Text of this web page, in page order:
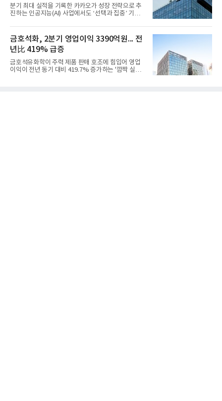
출 3조9403억원, 영업이익 23억원을 기록했다. 정기
보수 영향과 원료 가격 변동에 따른 래깅 효과로 전분
기 대비 수익성은 둔화됐지만 흑자 전환 흐름을 유지
우호적인 환율 효과
분기 최대 실적을 기록한 카카오가 성장 전략으로 추
진하는 인공지능(AI) 사업에서도 ‘선택과 집중’ 기조
라 투자에 나서는 것과 달리, 카카오는 ‘카카오톡’이
라는 플랫폼 경쟁력을 활용한 AI 에이전트 서비스에
집중하는 전략이다. 과거 무리한 사업 확장 과정에서
겪었던 시행착오를 되풀이하지 않고 핵심 역량에 집
중하겠다는 취지로 풀이된다.7일 업계에 따르면 카카
오는 올해 2분기 연결 기준 매출 2조985억원, 영업이
익 2770억원을 기록했다. 전년 동기 대비 매출과 영업
금호석화, 2분기 영업이익 3390억원... 전
년比 419% 급증
금호석유화학이 주력 제품 판매 호조에 힘입어 영업
이익이 전년 동기 대비 419.7% 증가하는 '깜짝 실